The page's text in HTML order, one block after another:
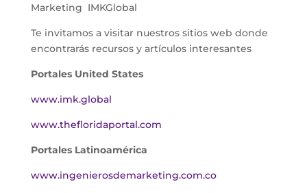
Marketing IMKGlobal
Te invitamos a visitar nuestros sitios web donde
encontrarás recursos y artículos interesantes
Portales United States
www.imk.global
www.thefloridaportal.com
Portales Latinoamérica
www.ingenierosdemarketing.com.co